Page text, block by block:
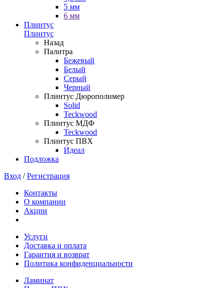
5 мм
6 мм
Плинтус
Плинтус
Назад
Палитра
Бежевый
Белый
Серый
Черный
Плинтус Дюрополимер
Solid
Teckwood
Плинтус МДФ
Teckwood
Плинтус ПВХ
Идеал
Подложка
Вход /Регистрация
Контакты
О компании
Акции
Услуги
Доставка и оплата
Гарантия и возврат
Политика конфиденциальности
Ламинат